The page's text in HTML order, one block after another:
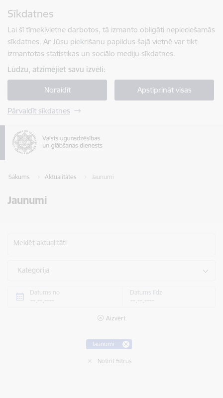
Sīkdatnes
Lai šī tīmekļvietne darbotos, tā izmanto obligāti nepieciešamās
sīkdatnes. Ar Jūsu piekrišanu papildus šajā vietnē var tikt
izmantotas statistikas un sociālo mediju sīkdatnes.
Lūdzu, atzīmējiet savu izvēli:
Noraidīt Apstiprināt visas
Pārvaldīt sīkdatnes
Sākums Aktualitātes Jaunumi
Jaunumi
Meklēt aktualitāti
Kategorija
Datums no Datums līdz
Aizvērt
Jaunumi
Notīrīt filtrus